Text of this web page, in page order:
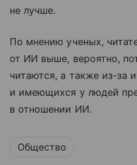
не лучше.
По мнению ученых,
от ИИ выше, вероятно,
читаются, а также из-за
и имеющихся у людей
в отношении ИИ.
Общество